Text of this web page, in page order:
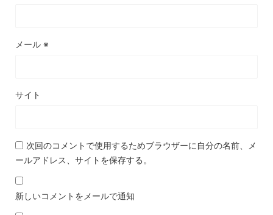
メール ※
サイト
次回のコメントで使用するためブラウザーに自分の名前、メ
ールアドレス、サイトを保存する。
新しいコメントをメールで通知